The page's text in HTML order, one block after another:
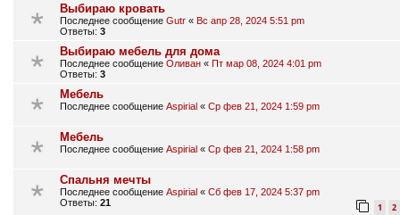
Выбираю кровать
Последнее сообщение Gutr « Вс апр 28, 2024 5:51 pm
Ответы: 3
Выбираю мебель для дома
Последнее сообщение Оливан « Пт мар 08, 2024 4:01 pm
Ответы: 3
Мебель
Последнее сообщение Aspirial « Ср фев 21, 2024 1:59 pm
Мебель
Последнее сообщение Aspirial « Ср фев 21, 2024 1:58 pm
Спальня мечты
Последнее сообщение Aspirial « Сб фев 17, 2024 5:37 pm
Ответы: 21 1 2